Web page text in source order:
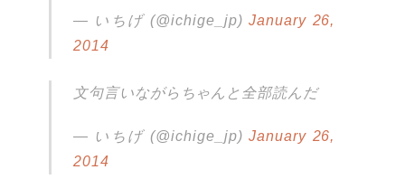
— いちげ (@ichige_jp)January 26,
2014
文句言いながらちゃんと全部読んだ
— いちげ (@ichige_jp)January 26,
2014